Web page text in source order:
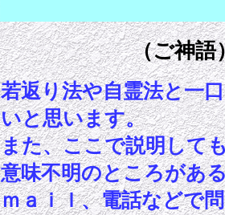
（ご神語
若返り法や自霊法と一
いと思います。
また、ここで説明して
意味不明のところがあ
ｍａｉｌ、電話などで